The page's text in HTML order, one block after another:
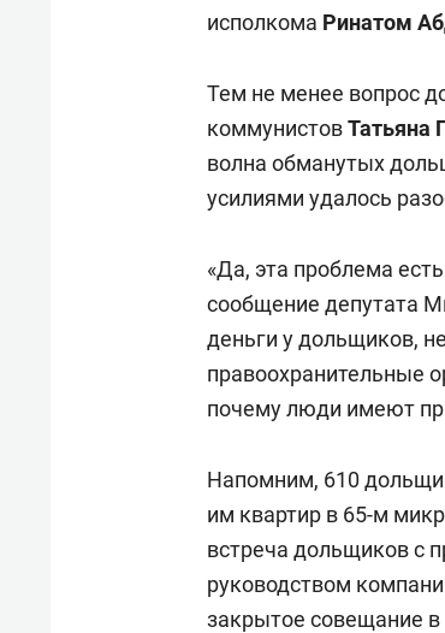
исполкома Ринатом
Тем не менее вопрос
коммунистовТатьяна
волна обманутых
усилиями удалось
«Да, эта проблема
сообщение депутата
деньги у дольщиков,
правоохранительные
почему люди имеют
Напомним, 610
им квартир в 65-м
встреча дольщиков с
руководством
закрытое совещание в